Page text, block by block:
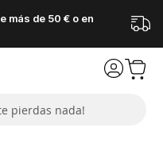
más de 50 € o en